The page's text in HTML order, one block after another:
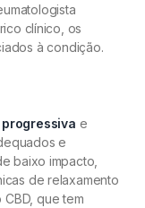
clínico, os
à condição.
e
e
baixo impacto,
de relaxamento
que tem